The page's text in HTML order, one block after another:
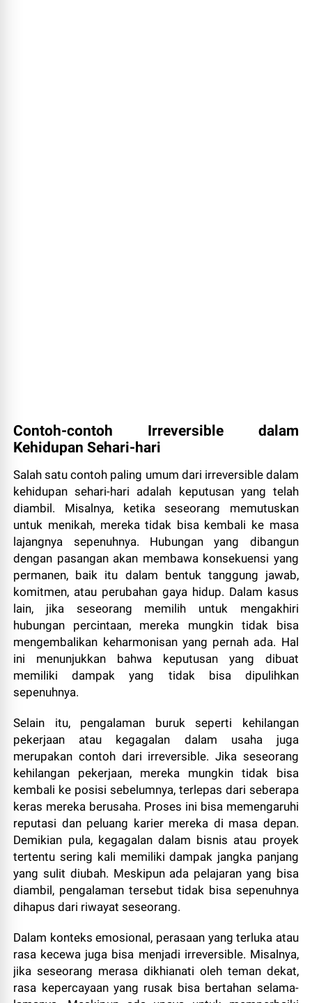
Contoh-contoh Irreversible dalam
Kehidupan Sehari-hari
Salah satu contoh paling umum dari irreversible dalam
kehidupan sehari-hari adalah keputusan yang telah
diambil. Misalnya, ketika seseorang memutuskan
untuk menikah, mereka tidak bisa kembali ke masa
lajangnya sepenuhnya. Hubungan yang dibangun
dengan pasangan akan membawa konsekuensi yang
permanen, baik itu dalam bentuk tanggung jawab,
komitmen, atau perubahan gaya hidup. Dalam kasus
lain, jika seseorang memilih untuk mengakhiri
hubungan percintaan, mereka mungkin tidak bisa
mengembalikan keharmonisan yang pernah ada. Hal
ini menunjukkan bahwa keputusan yang dibuat
memiliki dampak yang tidak bisa dipulihkan
sepenuhnya.
Selain itu, pengalaman buruk seperti kehilangan
pekerjaan atau kegagalan dalam usaha juga
merupakan contoh dari irreversible. Jika seseorang
kehilangan pekerjaan, mereka mungkin tidak bisa
kembali ke posisi sebelumnya, terlepas dari seberapa
keras mereka berusaha. Proses ini bisa memengaruhi
reputasi dan peluang karier mereka di masa depan.
Demikian pula, kegagalan dalam bisnis atau proyek
tertentu sering kali memiliki dampak jangka panjang
yang sulit diubah. Meskipun ada pelajaran yang bisa
diambil, pengalaman tersebut tidak bisa sepenuhnya
dihapus dari riwayat seseorang.
Dalam konteks emosional, perasaan yang terluka atau
rasa kecewa juga bisa menjadi irreversible. Misalnya,
jika seseorang merasa dikhianati oleh teman dekat,
rasa kepercayaan yang rusak bisa bertahan selama-